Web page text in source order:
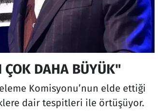
ÇOK DAHA BÜYÜK"
Komisyonu’nun elde ettiği
dair tespitleri ile örtüşüyor.